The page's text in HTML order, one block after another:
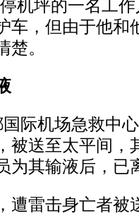
机坪的一名工
车，但由于他和
。
机场急救中心
被送至太平间，
为其输液后，已
雷击身亡者被